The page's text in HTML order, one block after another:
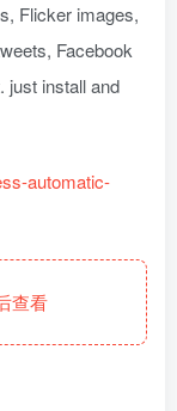
Flicker images,
Facebook
just install and
automatic-
查看